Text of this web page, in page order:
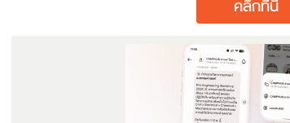
คลิกที่นี่